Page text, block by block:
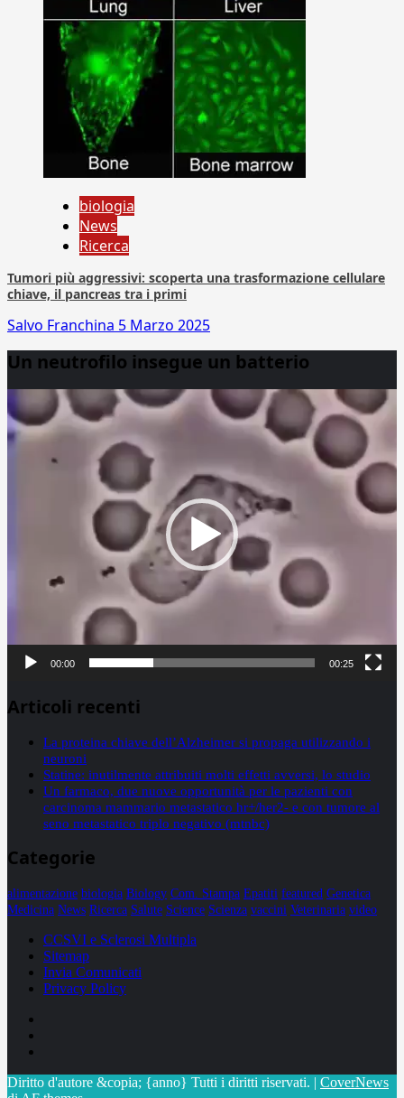
biologia
News
Ricerca
Tumori più aggressivi: scoperta una trasformazione cellulare
chiave, il pancreas tra i primi
Salvo Franchina 5 Marzo 2025
Un neutrofilo insegue un batterio
Player
00:00 00:25
Articoli recenti
La proteina chiave dell’Alzheimer si propaga utilizzando i
neuroni
Statine: inutilmente attribuiti molti effetti avversi, lo studio
Un farmaco, due nuove opportunità per le pazienti con
carcinoma mammario metastatico hr+/her2- e con tumore al
seno metastatico triplo negativo (mtnbc)
Categorie
alimentazione biologia Biology Com. Stampa Epatiti featured Genetica
Medicina News Ricerca Salute Science Scienza vaccini Veterinaria video
CCSVI e Sclerosi Multipla
Sitemap
Invia Comunicati
Privacy Policy
Diritto d'autore &copia; {anno} Tutti i diritti riservati. | CoverNews